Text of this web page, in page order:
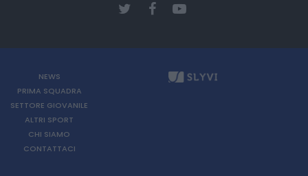
NEWS
PRIMA SQUADRA
SETTORE GIOVANILE
ALTRI SPORT
CHI SIAMO
CONTATTACI